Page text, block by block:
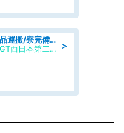
＞
自動車製品の機械加工・部品運搬/寮完備/日払い/工場・製造
UTエージェント株式会社AGT西日本第二CU